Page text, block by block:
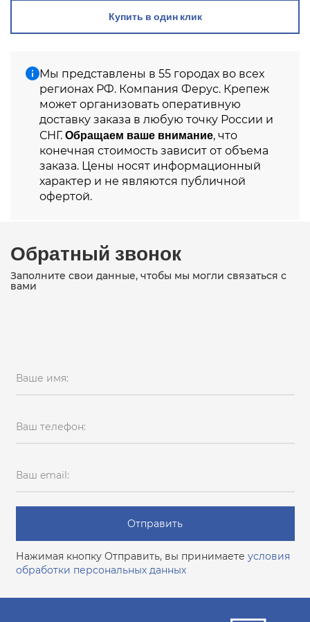
Купить в один клик
Мы представлены в 55 городах во всех
регионах РФ. Компания Ферус. Крепеж
может организовать оперативную
доставку заказа в любую точку России и
СНГ. Обращаем ваше внимание, что
конечная стоимость зависит от объема
заказа. Цены носят информационный
характер и не являются публичной
офертой.
Обратный звонок
Заполните свои данные, чтобы мы могли связаться с
вами
Ваше имя:
Ваш телефон:
Ваш email:
Отправить
Нажимая кнопку Отправить, вы принимаете условия
обработки персональных данных